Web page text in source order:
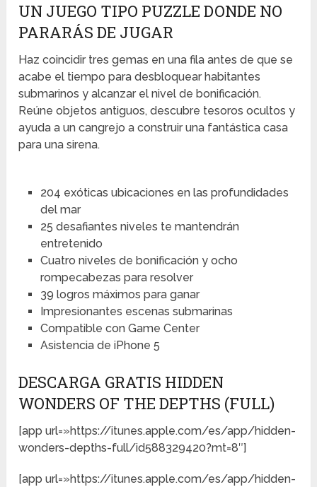
UN JUEGO TIPO PUZZLE DONDE NO
PARARÁS DE JUGAR
Haz coincidir tres gemas en una fila antes de que se
acabe el tiempo para desbloquear habitantes
submarinos y alcanzar el nivel de bonificación.
Reúne objetos antiguos, descubre tesoros ocultos y
ayuda a un cangrejo a construir una fantástica casa
para una sirena.
204 exóticas ubicaciones en las profundidades
del mar
25 desafiantes niveles te mantendrán
entretenido
Cuatro niveles de bonificación y ocho
rompecabezas para resolver
39 logros máximos para ganar
Impresionantes escenas submarinas
Compatible con Game Center
Asistencia de iPhone 5
DESCARGA GRATIS HIDDEN
WONDERS OF THE DEPTHS (FULL)
[app url=»https://itunes.apple.com/es/app/hidden-
wonders-depths-full/id588329420?mt=8″]
[app url=»https://itunes.apple.com/es/app/hidden-